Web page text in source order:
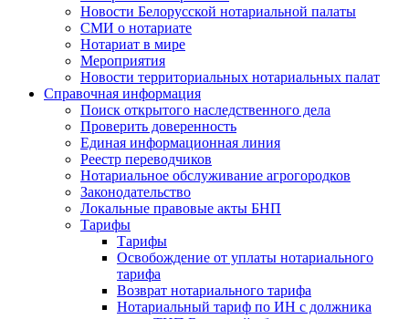
Новости Белорусской нотариальной палаты
СМИ о нотариате
Нотариат в мире
Мероприятия
Новости территориальных нотариальных палат
Справочная информация
Поиск открытого наследственного дела
Проверить доверенность
Единая информационная линия
Реестр переводчиков
Нотариальное обслуживание агрогородков
Законодательство
Локальные правовые акты БНП
Тарифы
Тарифы
Освобождение от уплаты нотариального
тарифа
Возврат нотариального тарифа
Нотариальный тариф по ИН с должника